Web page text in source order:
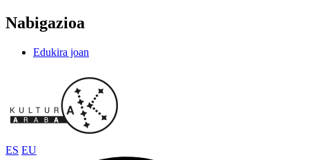
Nabigazioa
Edukira joan
ES EU